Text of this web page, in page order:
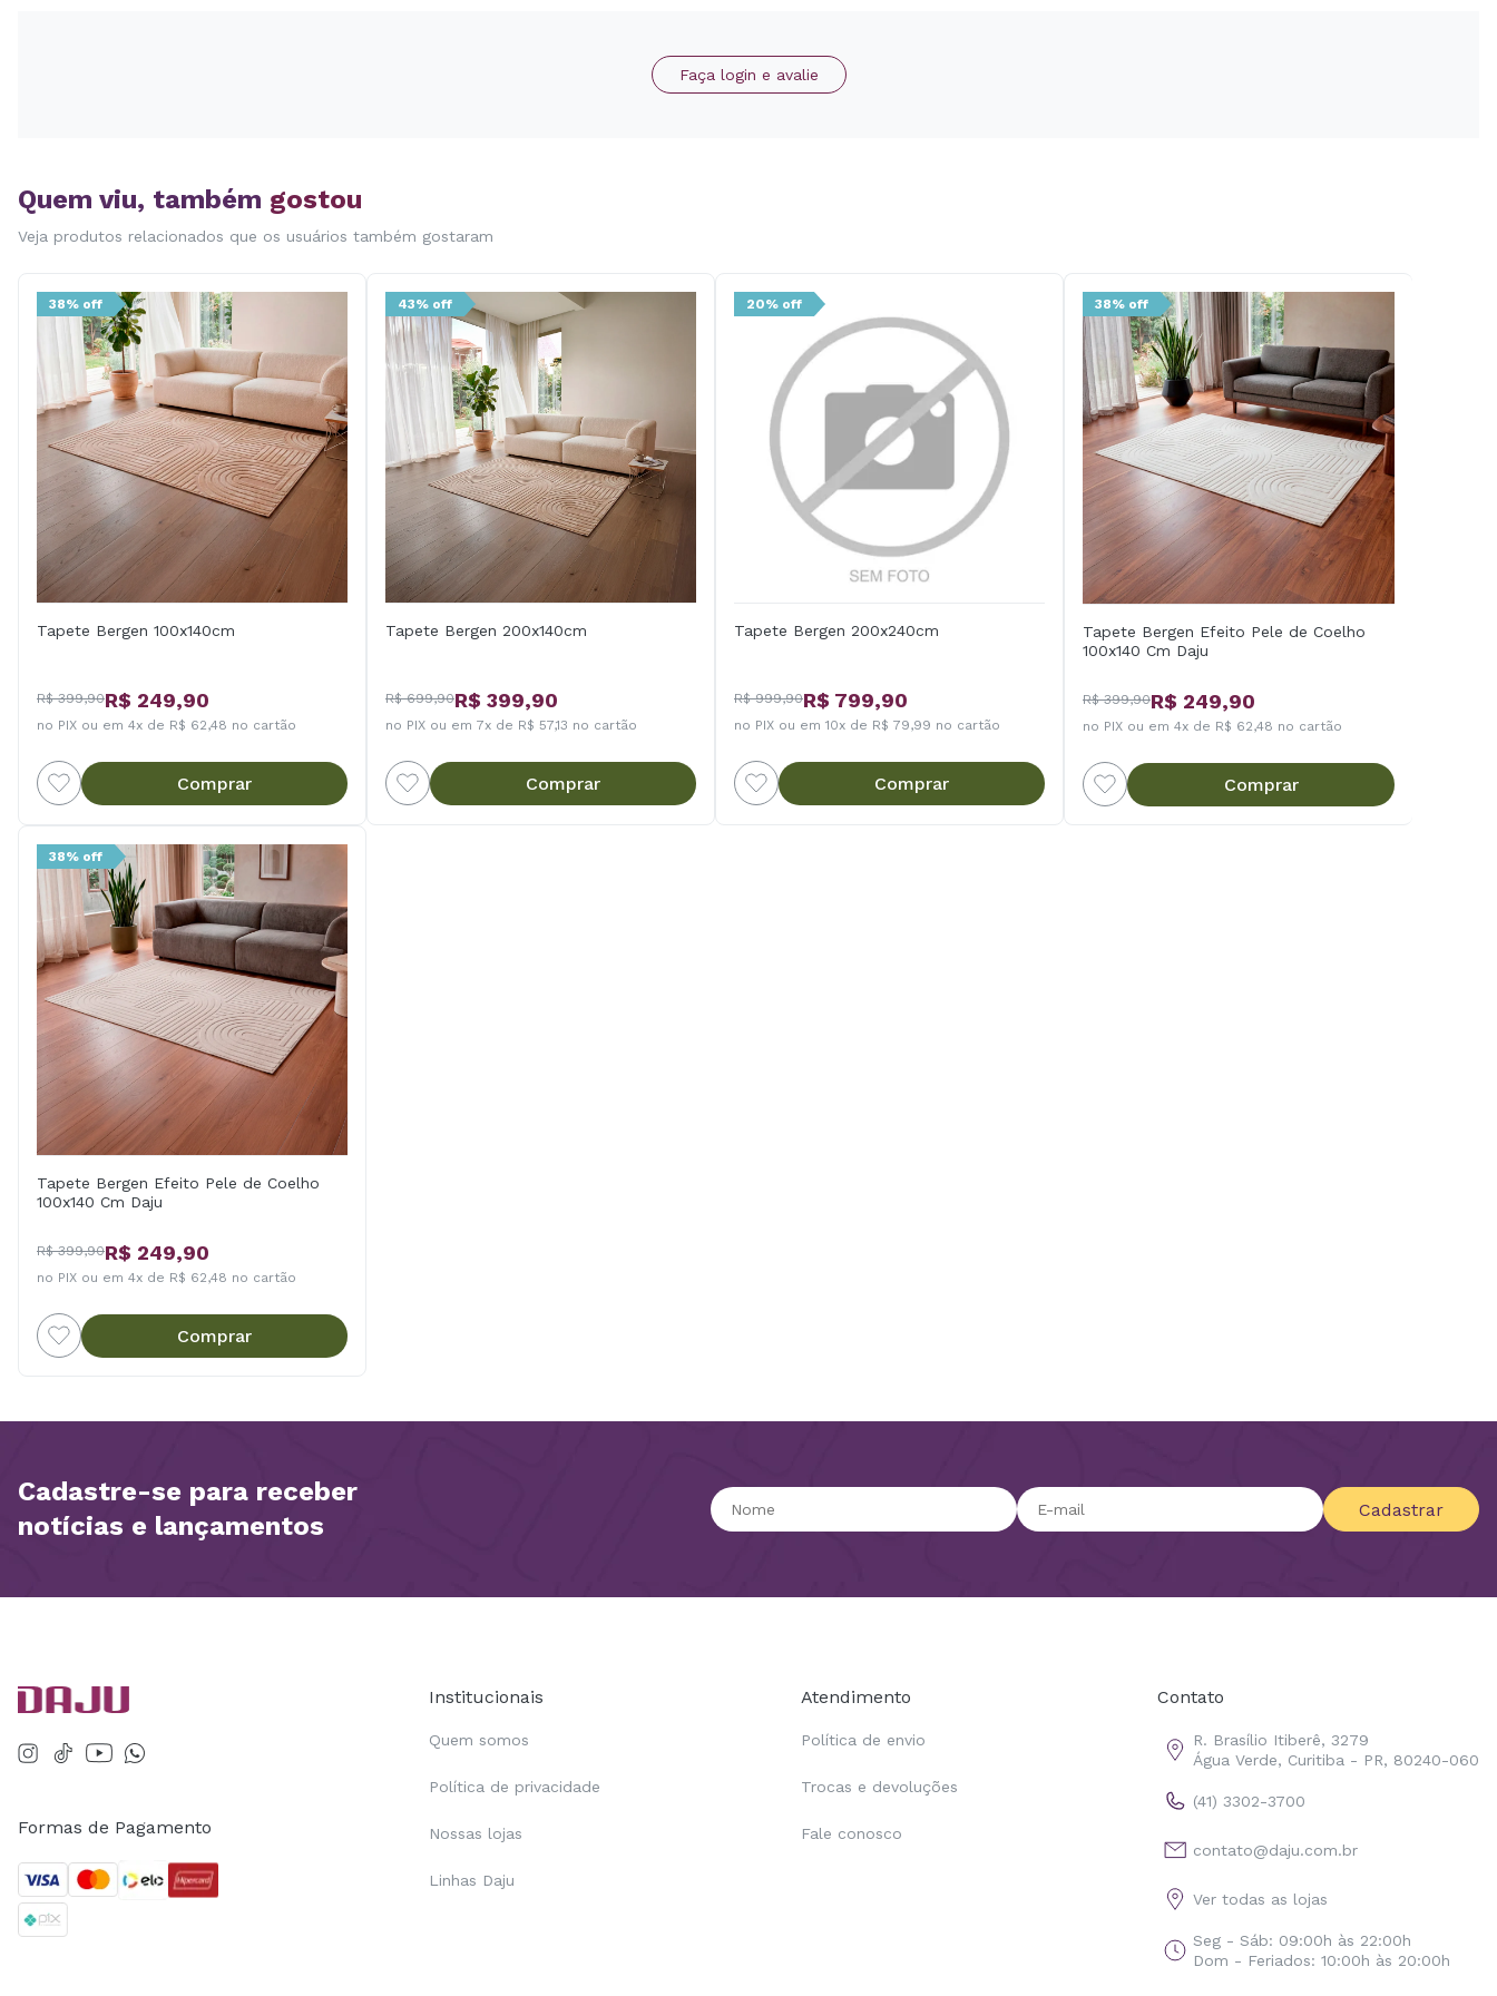
Faça login e avalie
Quem viu, também gostou
Veja produtos relacionados que os usuários também gostaram
38% off
Tapete Bergen 100x140cm
R$ 399,90R$ 249,90
no PIX ou em 4x de R$ 62,48 no cartão
Comprar
43% off
Tapete Bergen 200x140cm
R$ 699,90R$ 399,90
no PIX ou em 7x de R$ 57,13 no cartão
Comprar
20% off
Tapete Bergen 200x240cm
R$ 999,90R$ 799,90
no PIX ou em 10x de R$ 79,99 no cartão
Comprar
38% off
Tapete Bergen Efeito Pele de Coelho
100x140 Cm Daju
R$ 399,90R$ 249,90
no PIX ou em 4x de R$ 62,48 no cartão
Comprar
38% off
Tapete Bergen Efeito Pele de Coelho
100x140 Cm Daju
R$ 399,90R$ 249,90
no PIX ou em 4x de R$ 62,48 no cartão
Comprar
Cadastre-se para receber
notícias e lançamentos
Cadastrar
Formas de Pagamento
Institucionais
Quem somos
Política de privacidade
Nossas lojas
Linhas Daju
Atendimento
Política de envio
Trocas e devoluções
Fale conosco
Contato
R. Brasílio Itiberê, 3279
Água Verde, Curitiba - PR, 80240-060
(41) 3302-3700
contato@daju.com.br
Ver todas as lojas
Seg - Sáb: 09:00h às 22:00h
Dom - Feriados: 10:00h às 20:00h